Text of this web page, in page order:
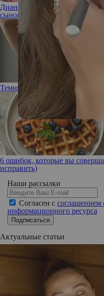
Диана была против: какие
сыновьям Уильяму и Гарри
Темные впадины: почему
6 ошибок, которые вы
исправить)
Наши рассылки
Согласен с соглашением
информационного ресурса
Подписаться
Актуальные статьи